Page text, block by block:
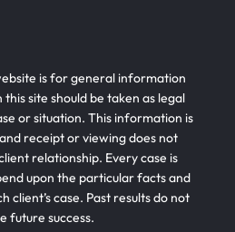
is for general information
site should be taken as legal
or situation. This information is
receipt or viewing does not
relationship. Every case is
upon the particular facts and
client’s case. Past results do not
future success.